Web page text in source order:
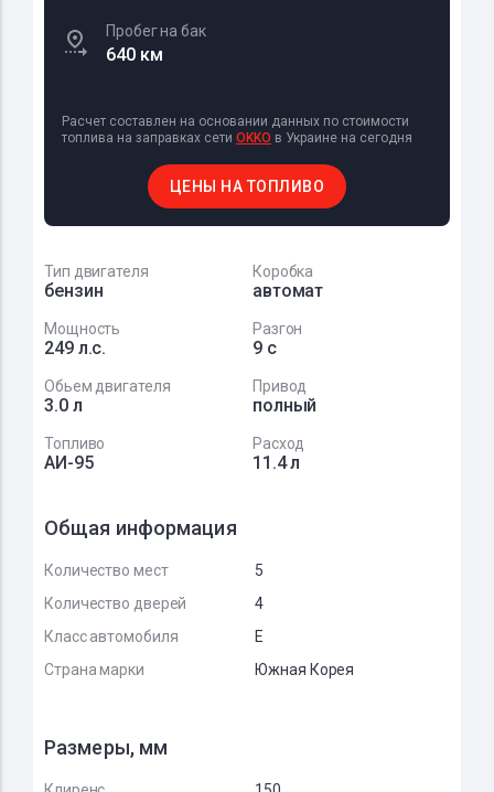
Пробег на бак
640 км
Расчет составлен на основании данных по стоимости
топлива на заправках сети OKKO в Украине на сегодня
ЦЕНЫ НА ТОПЛИВО
Тип двигателя
бензин
Коробка
автомат
Мощность
249 л.с.
Разгон
9 с
Обьем двигателя
3.0 л
Привод
полный
Топливо
АИ-95
Расход
11.4 л
Общая информация
Количество мест
5
Количество дверей
4
Класс автомобиля
E
Страна марки
Южная Корея
Размеры, мм